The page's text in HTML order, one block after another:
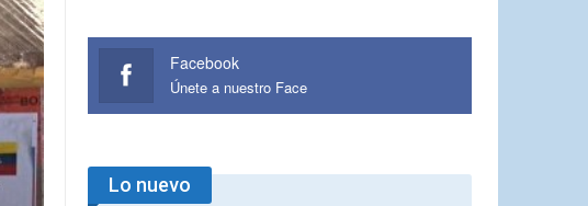
Facebook
Únete a nuestro Face
Lo nuevo